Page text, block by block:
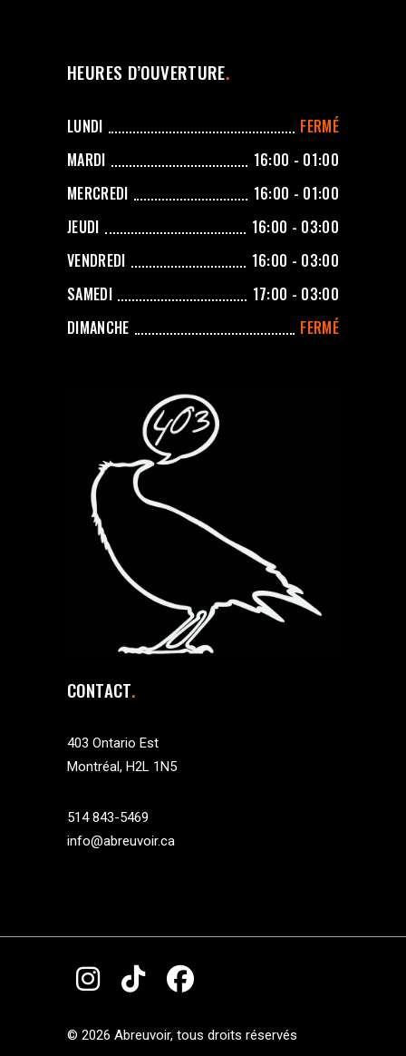
HEURES D’OUVERTURE
LUNDI
FERMÉ
MARDI
16:00 - 01:00
MERCREDI
16:00 - 01:00
JEUDI
16:00 - 03:00
VENDREDI
16:00 - 03:00
SAMEDI
17:00 - 03:00
DIMANCHE
FERMÉ
CONTACT
403 Ontario Est
Montréal, H2L 1N5
514 843-5469
info@abreuvoir.ca
© 2026 Abreuvoir, tous droits réservés